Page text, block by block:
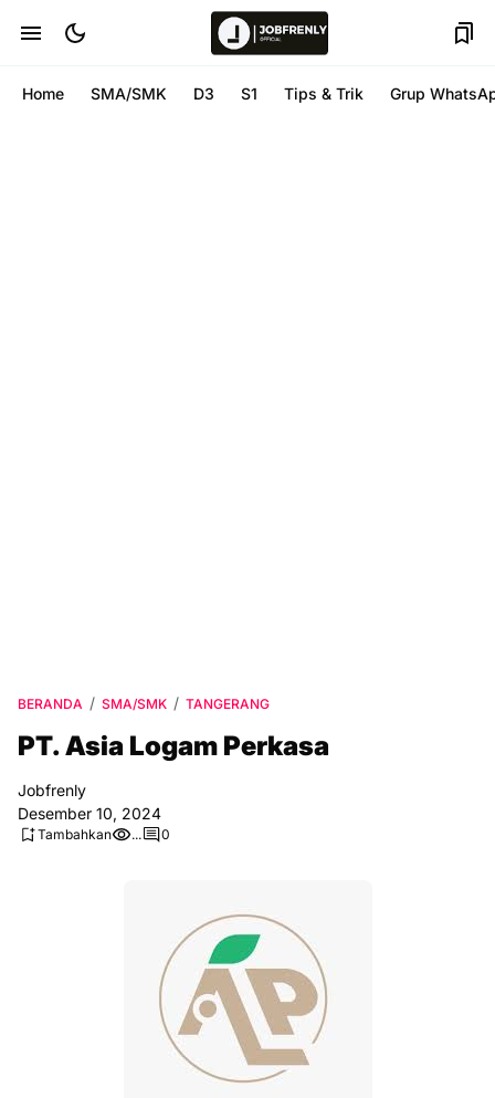
Home SMA/SMK D3 S1 Tips & Trik Grup
BERANDA SMA/SMK TANGERANG
PT. Asia Logam Perkasa
Jobfrenly
Desember 10, 2024
Tambahkan ... 0